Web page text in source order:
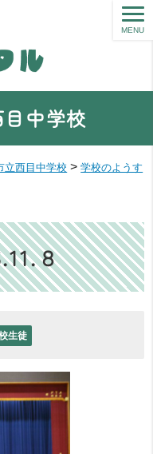
中学校
MENU
立西目中学校 >学校のようす
８
生徒